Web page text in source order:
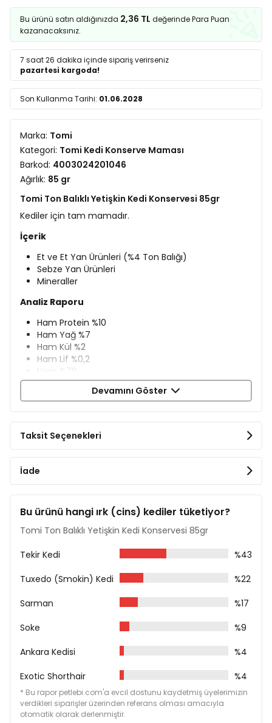
Bu ürünü satın aldığınızda 2,36 TL değerinde Para Puan
kazanacaksınız.
7 saat 26 dakika içinde sipariş verirseniz
pazartesi kargoda!
Son Kullanma Tarihi: 01.06.2028
Marka: Tomi
Kategori: Tomi Kedi Konserve Maması
Barkod: 4003024201046
Ağırlık: 85 gr
Tomi Ton Balıklı Yetişkin Kedi Konservesi 85gr
Kediler için tam mamadır.
İçerik
Et ve Et Yan Ürünleri (%4 Ton Balığı)
Sebze Yan Ürünleri
Mineraller
Analiz Raporu
Ham Protein %10
Ham Yağ %7
Ham Kül %2
Ham Lif %0,2
Nem %78
Besin Katkı Maddeleri
Bakır 1 mg/kg
Çinko 15 mg/kg
Devamını Göster
Taksit Seçenekleri
İade
Bu ürünü hangi ırk (cins) kediler tüketiyor?
Tomi Ton Balıklı Yetişkin Kedi Konservesi 85gr
Tekir Kedi
%43
Tuxedo (Smokin) Kedi
%22
Sarman
%17
Soke
%9
Ankara Kedisi
%4
Exotic Shorthair
%4
* Bu rapor petlebi.com'a evcil dostunu kaydetmiş üyelerimizin
verdikleri siparişler üzerinden referans olması amacıyla
otomatik olarak derlenmiştir.